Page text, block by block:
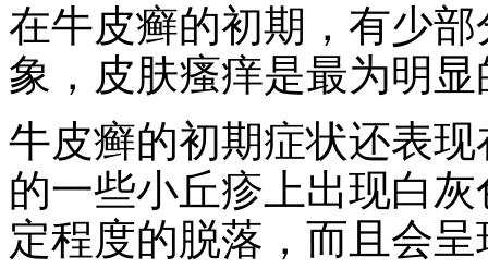
在牛皮癣的初期，有少
象，皮肤瘙痒是最为明
牛皮癣的初期症状还表
的一些小丘疹上出现白
定程度的脱落，而且会